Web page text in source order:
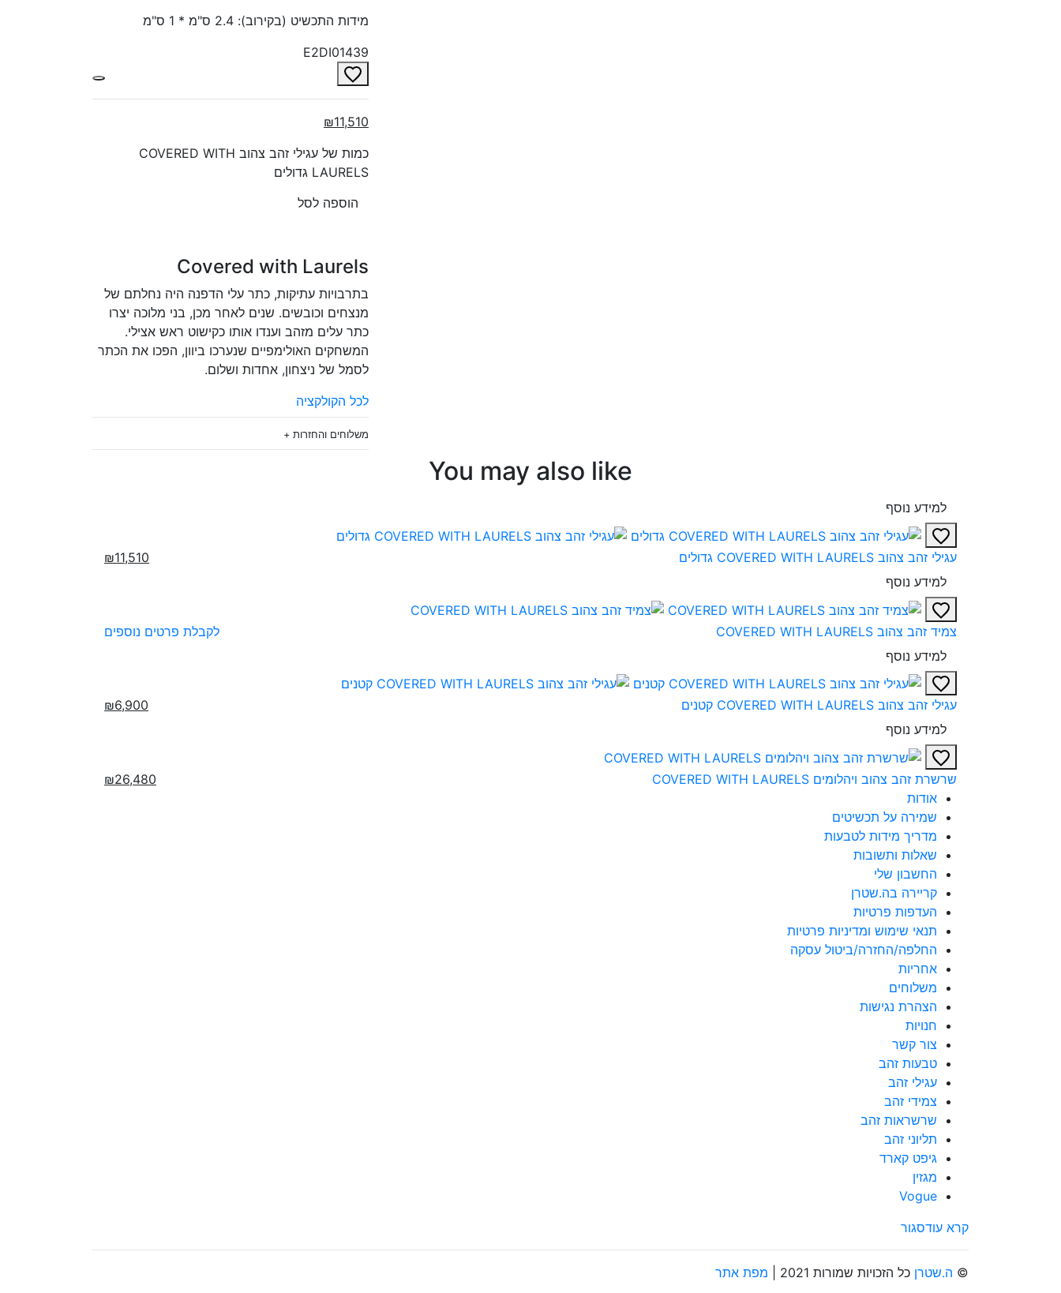
מידות התכשיט (בקירוב): 2.4 ס"מ * 1 ס"מ
E2DI01439
₪11,510
כמות של עגילי זהב צהוב COVERED WITH
LAURELS גדולים
הוספה לסל
Covered with Laurels
בתרבויות עתיקות, כתר עלי הדפנה היה נחלתם של
מנצחים וכובשים. שנים לאחר מכן, בני מלוכה יצרו
כתר עלים מזהב וענדו אותו כקישוט ראש אצילי.
המשחקים האולימפיים שנערכו ביוון, הפכו את הכתר
לסמל של ניצחון, אחדות ושלום.
לכל הקולקציה
משלוחים והחזרות +
You may also like
למידע נוסף
עגילי זהב צהוב COVERED WITH LAURELS גדולים‎
₪11,510
למידע נוסף
צמיד זהב צהוב COVERED WITH LAURELS‎
לקבלת פרטים נוספים
למידע נוסף
עגילי זהב צהוב COVERED WITH LAURELS קטנים‎
₪6,900
למידע נוסף
שרשרת זהב צהוב ויהלומים COVERED WITH LAURELS‎
₪26,480
אודות
שמירה על תכשיטים
מדריך מידות לטבעות
שאלות ותשובות
החשבון שלי
קריירה בה.שטרן
העדפות פרטיות
תנאי שימוש ומדיניות פרטיות
החלפה/החזרה/ביטול עסקה
אחריות
משלוחים
הצהרת נגישות
חנויות
צור קשר
טבעות זהב
עגילי זהב
צמידי זהב
שרשראות זהב
תליוני זהב
גיפט קארד
מגזין
Vogue
קרא עודסגור
© ה.שטרן כל הזכויות שמורות 2021 | מפת אתר